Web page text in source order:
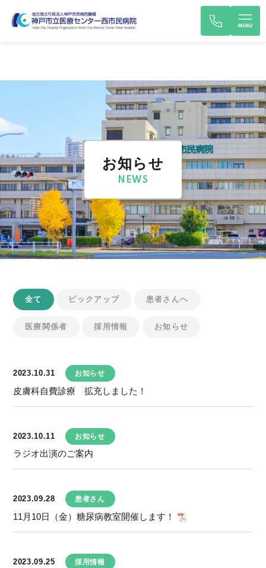
お知らせ
NEWS
全て ピックアップ 患者さんへ
医療関係者 採用情報 お知らせ
2023.10.31 お知らせ
皮膚科自費診療 拡充しました！
2023.10.11 お知らせ
ラジオ出演のご案内
2023.09.28 患者さん
11月10日（金）糖尿病教室開催します！
2023.09.25 採用情報